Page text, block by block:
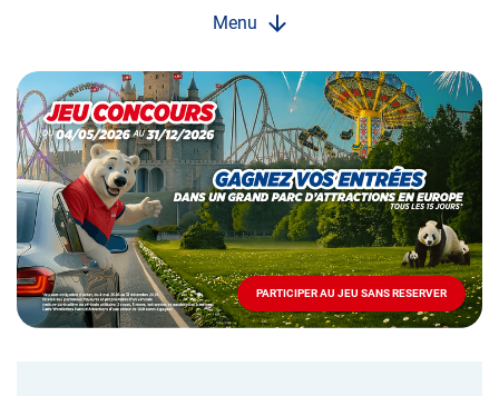
Menu
Opération
spéciale
Mai
-
Décembre
2026
Locations
PARTICIPER AU JEU SANS RESERVER
PARTICIPER
AU
JEU